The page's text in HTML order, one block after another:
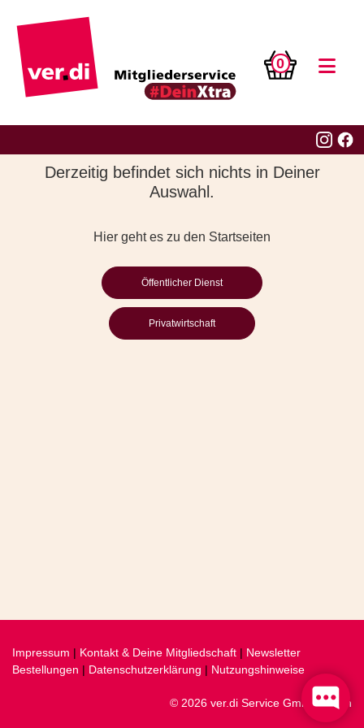
0
Derzeitig befindet sich nichts in Deiner
Auswahl.
Hier geht es zu den Startseiten
Öffentlicher Dienst
Privatwirtschaft
Impressum | Kontakt & Deine Mitgliedschaft | Newsletter
Bestellungen | Datenschutzerklärung | Nutzungshinweise
© 2026 ver.di Service GmbH, Berlin